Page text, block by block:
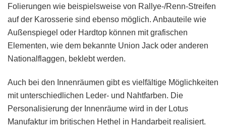
Folierungen wie beispielsweise von Rallye-/Renn-Streifen
auf der Karosserie sind ebenso möglich. Anbauteile wie
Außenspiegel oder Hardtop können mit grafischen
Elementen, wie dem bekannte Union Jack oder anderen
Nationalflaggen, beklebt werden.
Auch bei den Innenräumen gibt es vielfältige Möglichkeiten
mit unterschiedlichen Leder- und Nahtfarben. Die
Personalisierung der Innenräume wird in der Lotus
Manufaktur im britischen Hethel in Handarbeit realisiert.